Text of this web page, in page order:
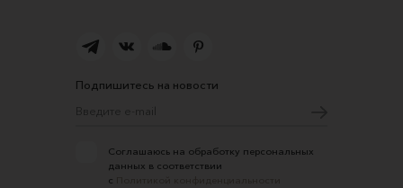
Подпишитесь на новости
Соглашаюсь на обработку персональных
данных в соответствии
с